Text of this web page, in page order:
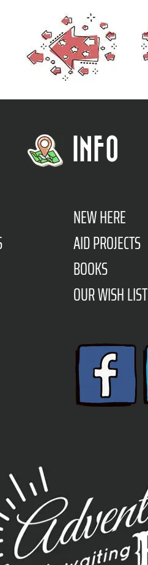
INFO
NEW HERE
AID PROJECTS
BOOKS
OUR WISH LIST